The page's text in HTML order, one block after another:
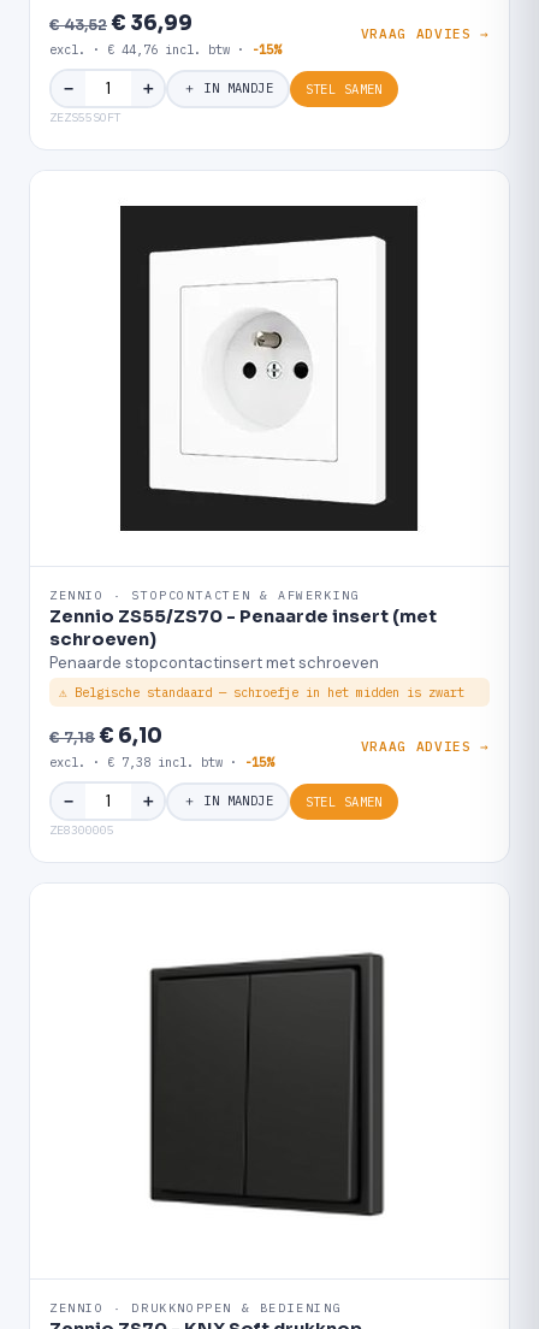
€ 43,52€ 36,99
excl. · € 44,76 incl. btw · -15%
VRAAG ADVIES →
− ＋ ＋ IN MANDJE STEL SAMEN
ZEZS55SOFT
ZENNIO · STOPCONTACTEN & AFWERKING
Zennio ZS55/ZS70 - Penaarde insert (met
schroeven)
Penaarde stopcontactinsert met schroeven
⚠ Belgische standaard — schroefje in het midden is zwart
€ 7,18€ 6,10
excl. · € 7,38 incl. btw · -15%
VRAAG ADVIES →
− ＋ ＋ IN MANDJE STEL SAMEN
ZE8300005
ZENNIO · DRUKKNOPPEN & BEDIENING